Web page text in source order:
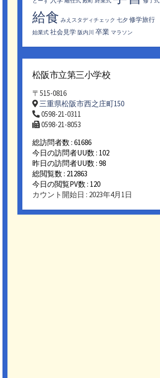
給食 みえスタディチェック 七夕 修学旅行
始業式 社会見学 阪内川 卒業 マラソン
松阪市立第三小学校
〒515-0816
三重県松阪市西之庄町150
0598-21-0311
0598-21-8053
総訪問者数 : 61686
今日の訪問者UU数 : 102
昨日の訪問者UU数 : 98
総閲覧数 : 212863
今日の閲覧PV数 : 120
カウント開始日 : 2023年4月1日